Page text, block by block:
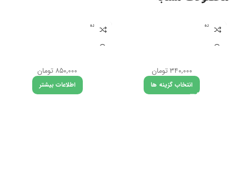
تمام شده
۳۴۰,۰۰۰ تومان
انتخاب گزینه ها
تمام شده
۸۵۰,۰۰۰ تومان
اطلاعات بیشتر